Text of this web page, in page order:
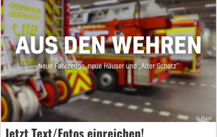
Jetzt Text/Fotos einreichen!